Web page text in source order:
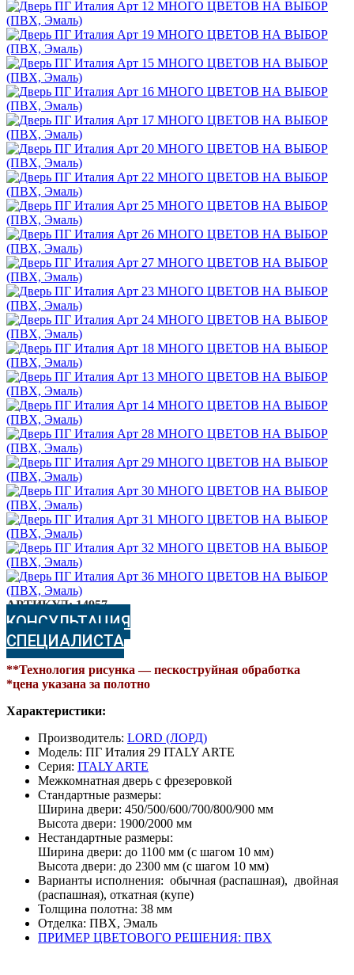
АРТИКУЛ:14957
КОНСУЛЬТАЦИЯ
СПЕЦИАЛИСТА
**Технология рисунка — пескоструйная обработка
*цена указана за полотно
Характеристики:
Производитель: LORD (ЛОРД)
Модель: ПГ Италия 29 ITALY ARTE
Серия: ITALY ARTE
Межкомнатная дверь с фрезеровкой
Стандартные размеры:
Ширина двери: 450/500/600/700/800/900 мм
Высота двери: 1900/2000 мм
Нестандартные размеры:
Ширина двери: до 1100 мм (с шагом 10 мм)
Высота двери: до 2300 мм (с шагом 10 мм)
Варианты исполнения: обычная (распашная), двойная
(распашная), откатная (купе)
Толщина полотна: 38 мм
Отделка: ПВХ, Эмаль
ПРИМЕР ЦВЕТОВОГО РЕШЕНИЯ: ПВХ